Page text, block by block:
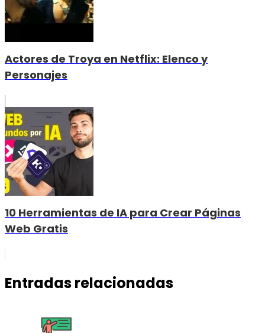
Actores de Troya en Netflix: Elenco y
Personajes
10 Herramientas de IA para Crear Páginas
Web Gratis
Entradas relacionadas